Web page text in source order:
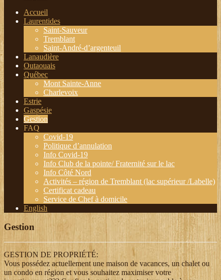
Accueil
Laurentides
Saint-Sauveur
Tremblant
Saint-André-d’argenteuil
Lanaudière
Outaouais
Québec
Mont Sainte-Anne
Charlevoix
Estrie
Gaspésie
Gestion
FAQ
Covid-19
Politique d’annulation
Info Covid-19
Info Club de la pointe/ Fraternité sur le lac
Info Côté Nord
Activités – région de Tremblant (lac supérieur /Labelle)
Certificat cadeau
Service de Chef à domicile
English
Gestion
GESTION DE PROPRIÉTÉ:
Vous possédez actuellement une maison de vacances, un chalet ou
un condo en région et vous souhaitez maximiser votre